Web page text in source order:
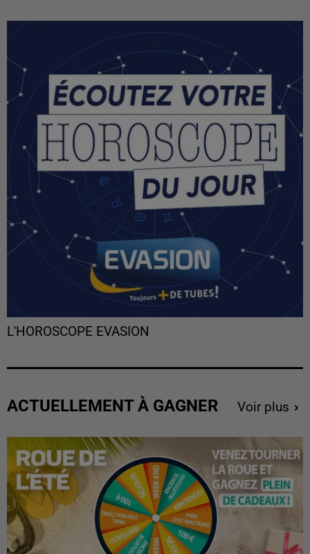
L'HOROSCOPE EVASION
ACTUELLEMENT À GAGNER Voir plus